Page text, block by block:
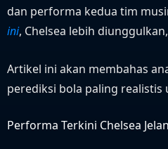
dan performa kedua tim
ini, Chelsea lebih
Artikel ini akan membahas
perediksi bola paling
Performa Terkini Chelsea